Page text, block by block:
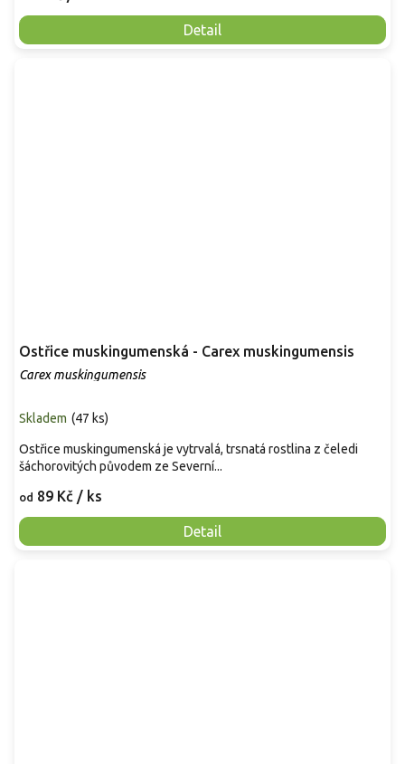
Detail
Ostřice muskingumenská - Carex muskingumensis
Carex muskingumensis
Skladem (47 ks)
od 89 Kč / ks
Detail
Ostřice muskingumenská je vytrvalá, trsnatá rostlina z čeledi
šáchorovitých původem ze Severní...